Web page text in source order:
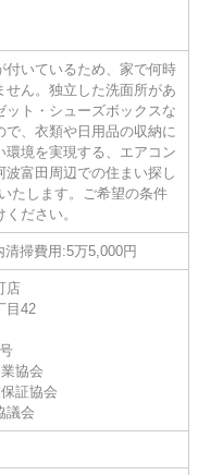
付いているため、家で何時
せん。独立した洗面所があ
ット・シューズボックスな
で、衣類や日用品の収納に
境を実現する、エアコン
富田周辺での住まい探し
たします。ご希望の条件
ださい。
掃費用:5万5,000円
店
目42
協会
証協会
議会